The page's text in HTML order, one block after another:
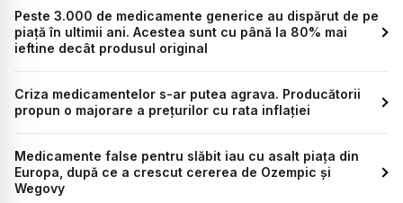
Peste 3.000 de medicamente generice au dispărut de pe
piaţă în ultimii ani. Acestea sunt cu până la 80% mai
ieftine decât produsul original
Criza medicamentelor s-ar putea agrava. Producătorii
propun o majorare a prețurilor cu rata inflației
Medicamente false pentru slăbit iau cu asalt piața din
Europa, după ce a crescut cererea de Ozempic și
Wegovy